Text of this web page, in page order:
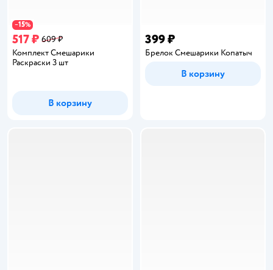
−15%
517 ₽ 609 ₽
Комплект Смешарики
Раскраски 3 шт
В корзину
399 ₽
Брелок Смешарики Копатыч
В корзину